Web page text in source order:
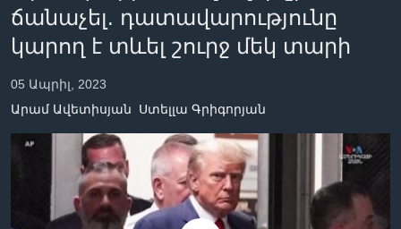
հիմնական
բովանդակություն
ՏԵՍԱՆՅՈՒԹԵՐ
ՖԻԼՄԵՐ
IN ENGLISH
ՄԵՐ ՄԱՍԻՆ
«ԱՄԵՐԻԿԱՅԻ ՁԱՅՆ»-Ի ԿԱՆՈՆԱԴՐՈՒԹՅՈՒՆ
ԿԱՊ ՄԵԶ ՀԵՏ
ՈՒԿՐԱԻՆԱԿԱՆ ՊԱՏԵՐԱԶՄ
Learning English
ՀԵՏԵՒԵՔ ՄԵԶ
ճանաչել. դատավարությունը
կարող է տևել շուրջ մեկ տարի
05 Ապրիլ, 2023
Արամ Ավետիսյան
Ստելլա Գրիգորյան